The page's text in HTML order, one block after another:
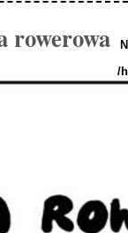
rowerowa
/